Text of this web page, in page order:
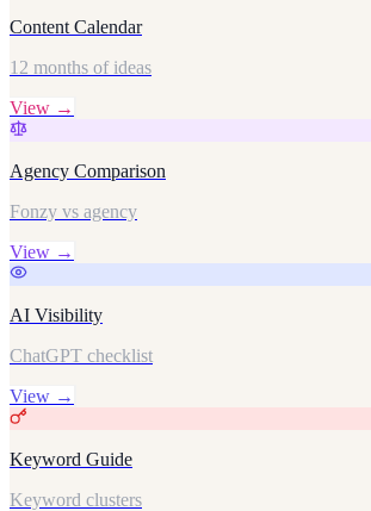
Content Calendar
12 months of ideas
View →
Agency Comparison
Fonzy vs agency
View →
AI Visibility
ChatGPT checklist
View →
Keyword Guide
Keyword clusters